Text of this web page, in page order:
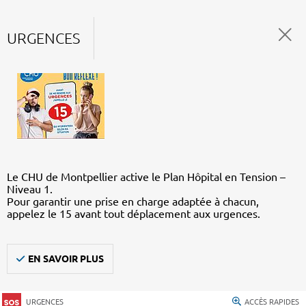
URGENCES
Le CHU de Montpellier active le Plan Hôpital en Tension –
Niveau 1.
Pour garantir une prise en charge adaptée à chacun,
appelez le 15 avant tout déplacement aux urgences.
EN SAVOIR PLUS
URGENCES ACCÈS RAPIDES